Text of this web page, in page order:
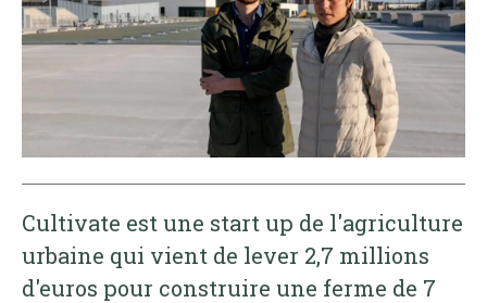
Cultivate est une start up de l'agriculture
urbaine qui vient de lever 2,7 millions
d'euros pour construire une ferme de 7